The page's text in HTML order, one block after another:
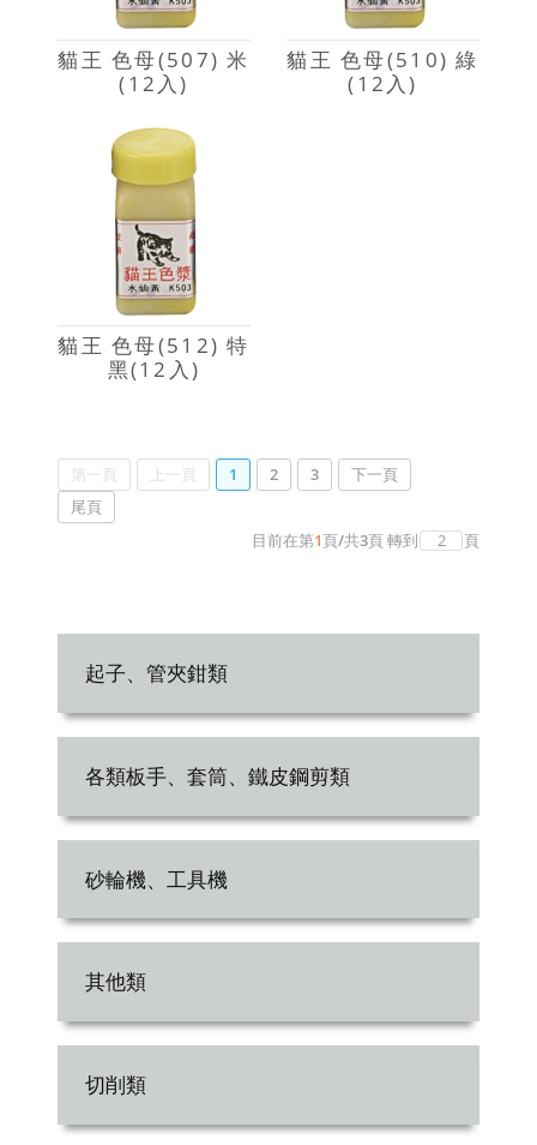
貓王 色母(507) 米
(12入)
貓王 色母(510) 綠
(12入)
貓王 色母(512) 特
黑(12入)
第一頁 上一頁 1 2 3
下一頁
尾頁
目前在第1頁/共3頁轉到 頁
起子、管夾鉗類
各類板手、套筒、鐵皮鋼剪類
砂輪機、工具機
其他類
切削類